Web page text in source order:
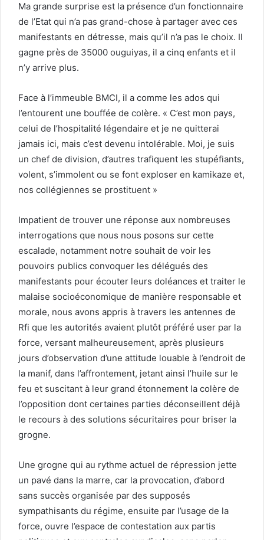
Ma grande surprise est la présence d’un fonctionnaire
de l’Etat qui n’a pas grand-chose à partager avec ces
manifestants en détresse, mais qu’il n’a pas le choix. Il
gagne près de 35000 ouguiyas, il a cinq enfants et il
n’y arrive plus.
Face à l’immeuble BMCI, il a comme les ados qui
l’entourent une bouffée de colère. « C’est mon pays,
celui de l’hospitalité légendaire et je ne quitterai
jamais ici, mais c’est devenu intolérable. Moi, je suis
un chef de division, d’autres trafiquent les stupéfiants,
volent, s’immolent ou se font exploser en kamikaze et,
nos collégiennes se prostituent »
Impatient de trouver une réponse aux nombreuses
interrogations que nous nous posons sur cette
escalade, notamment notre souhait de voir les
pouvoirs publics convoquer les délégués des
manifestants pour écouter leurs doléances et traiter le
malaise socioéconomique de manière responsable et
morale, nous avons appris à travers les antennes de
Rfi que les autorités avaient plutôt préféré user par la
force, versant malheureusement, après plusieurs
jours d’observation d’une attitude louable à l’endroit de
la manif, dans l’affrontement, jetant ainsi l’huile sur le
feu et suscitant à leur grand étonnement la colère de
l’opposition dont certaines parties déconseillent déjà
le recours à des solutions sécuritaires pour briser la
grogne.
Une grogne qui au rythme actuel de répression jette
un pavé dans la marre, car la provocation, d’abord
sans succès organisée par des supposés
sympathisants du régime, ensuite par l’usage de la
force, ouvre l’espace de contestation aux partis